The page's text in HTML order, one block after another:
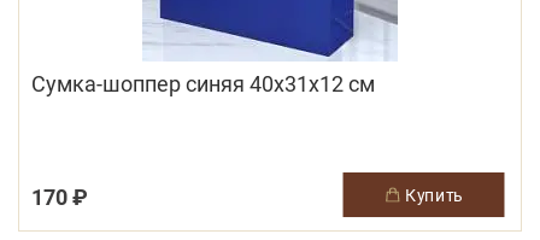
Сумка-шоппер синяя 40х31х12 см
170 ₽ купить